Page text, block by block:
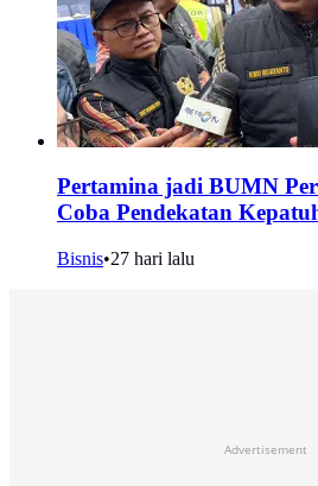
Pertamina jadi BUMN
Coba Pendekatan
Bisnis•27 hari lalu
Advertisement